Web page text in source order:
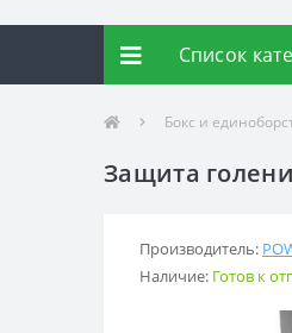
Список
Бокс и
Защита
Производитель:
Наличие: Готов к